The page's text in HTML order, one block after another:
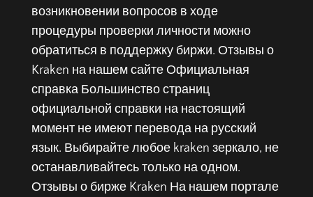
возникновении вопросов в ходе
процедуры проверки личности можно
обратиться в поддержку биржи. Отзывы о
Kraken на нашем сайте Официальная
справка Большинство страниц
официальной справки на настоящий
момент не имеют перевода на русский
язык. Выбирайте любое kraken зеркало, не
останавливайтесь только на одном.
Отзывы о бирже Kraken На нашем портале